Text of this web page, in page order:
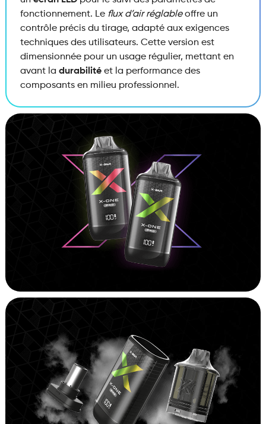
fonctionnement. Le flux d’air réglableoffre un
contrôle précis du tirage, adapté aux exigences
techniques des utilisateurs. Cette version est
dimensionnée pour un usage régulier, mettant en
avant la durabilitéet la performance des
composants en milieu professionnel.